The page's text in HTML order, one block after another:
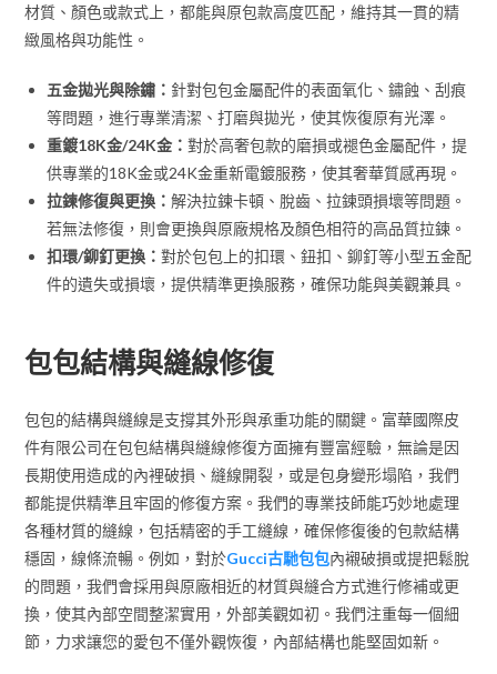
材質、顏色或款式上，都能與原包款高度匹配，維持其一貫的精
緻風格與功能性。
五金拋光與除鏽： 針對包包金屬配件的表面氧化、鏽蝕、刮痕
等問題，進行專業清潔、打磨與拋光，使其恢復原有光澤。
重鍍18K金/24K金：對於高奢包款的磨損或褪色金屬配件，提
供專業的18K金或24K金重新電鍍服務，使其奢華質感再現。
拉鍊修復與更換：解決拉鍊卡頓、脫齒、拉鍊頭損壞等問題。
若無法修復，則會更換與原廠規格及顏色相符的高品質拉鍊。
扣環/鉚釘更換：對於包包上的扣環、鈕扣、鉚釘等小型五金配
件的遺失或損壞，提供精準更換服務，確保功能與美觀兼具。
包包結構與縫線修復
包包的結構與縫線是支撐其外形與承重功能的關鍵。富華國際皮
件有限公司在包包結構與縫線修復方面擁有豐富經驗，無論是因
長期使用造成的內裡破損、縫線開裂，或是包身變形塌陷，我們
都能提供精準且牢固的修復方案。我們的專業技師能巧妙地處理
各種材質的縫線，包括精密的手工縫線，確保修復後的包款結構
穩固，線條流暢。例如，對於Gucci古馳包包內襯破損或提把鬆脫
的問題，我們會採用與原廠相近的材質與縫合方式進行修補或更
換，使其內部空間整潔實用，外部美觀如初。我們注重每一個細
節，力求讓您的愛包不僅外觀恢復，內部結構也能堅固如新。